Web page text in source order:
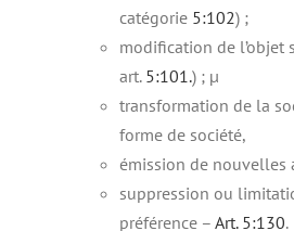
catégorie 5:102) ;
modification de l’objet
art. 5:101.) ; µ
transformation de la
forme de société,
émission de nouvelles
suppression ou
préférence – Art. 5:130.